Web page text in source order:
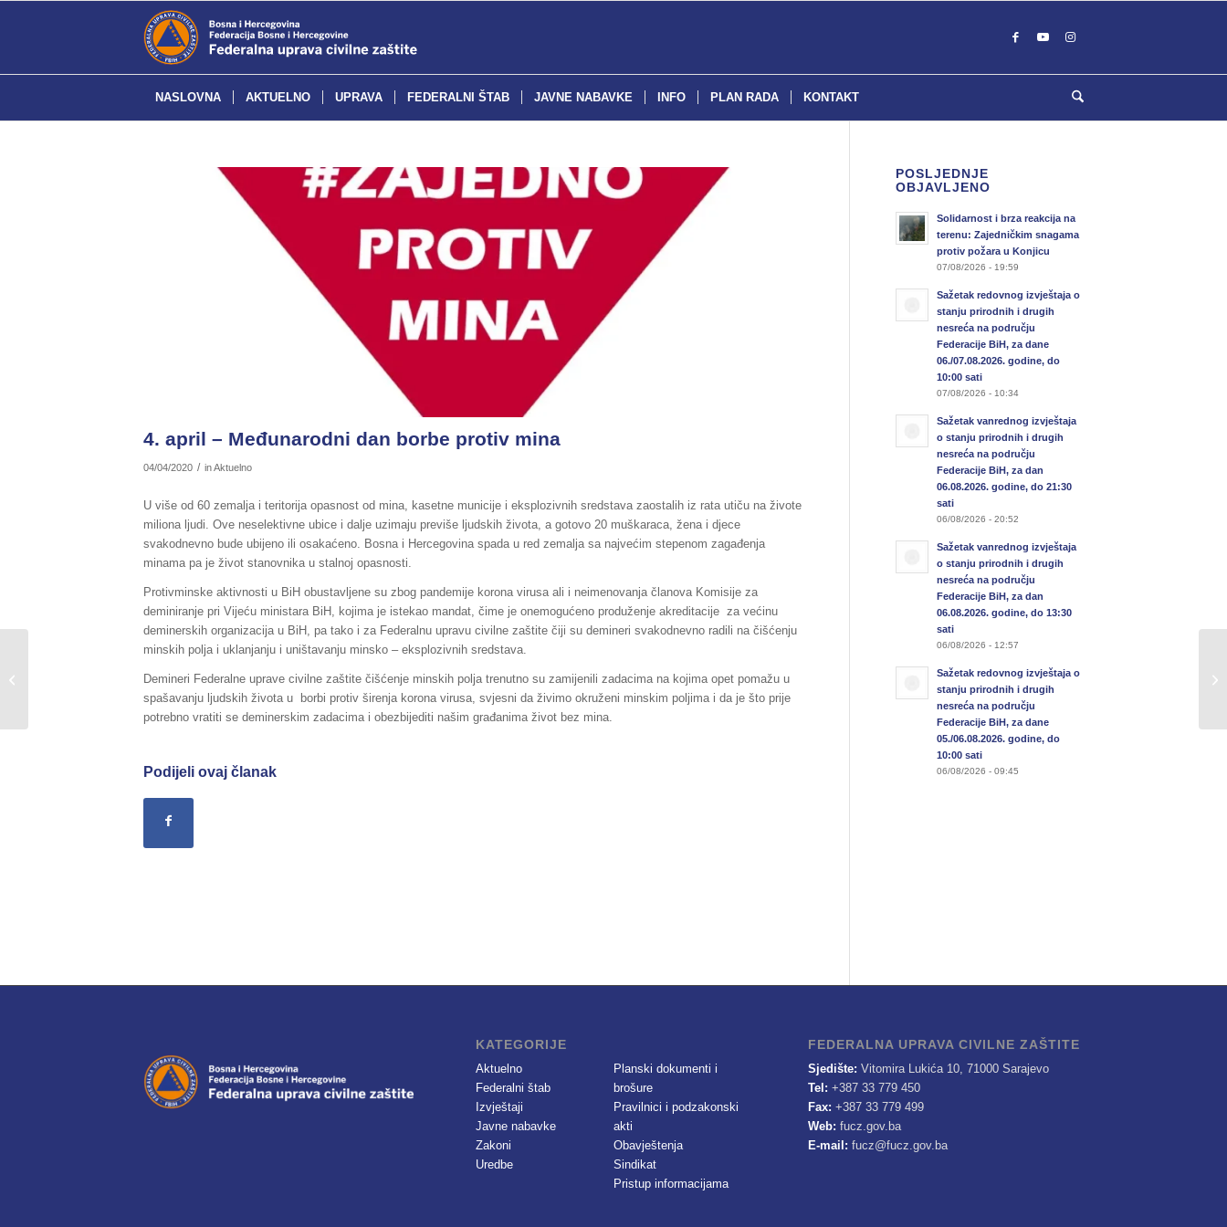
NASLOVNA AKTUELNO UPRAVA FEDERALNI ŠTAB JAVNE NABAVKE INFO PLAN RADA KONTAKT
4. april – Međunarodni dan borbe protiv mina
04/04/2020 / inAktuelno
U više od 60 zemalja i teritorija opasnost od mina, kasetne municije i eksplozivnih sredstava zaostalih iz rata utiču na živote
miliona ljudi. Ove neselektivne ubice i dalje uzimaju previše ljudskih života, a gotovo 20 muškaraca, žena i djece
svakodnevno bude ubijeno ili osakaćeno. Bosna i Hercegovina spada u red zemalja sa najvećim stepenom zagađenja
minama pa je život stanovnika u stalnoj opasnosti.
Protivminske aktivnosti u BiH obustavljene su zbog pandemije korona virusa ali i neimenovanja članova Komisije za
deminiranje pri Vijeću ministara BiH, kojima je istekao mandat, čime je onemogućeno produženje akreditacije za većinu
deminerskih organizacija u BiH, pa tako i za Federalnu upravu civilne zaštite čiji su demineri svakodnevno radili na čišćenju
minskih polja i uklanjanju i uništavanju minsko – eksplozivnih sredstava.
Demineri Federalne uprave civilne zaštite čišćenje minskih polja trenutno su zamijenili zadacima na kojima opet pomažu u
spašavanju ljudskih života u borbi protiv širenja korona virusa, svjesni da živimo okruženi minskim poljima i da je što prije
potrebno vratiti se deminerskim zadacima i obezbijediti našim građanima život bez mina.
Podijeli ovaj članak
POSLJEDNJE
OBJAVLJENO
Solidarnost i brza reakcija na
terenu: Zajedničkim snagama
protiv požara u Konjicu
07/08/2026 - 19:59
Sažetak redovnog izvještaja o
stanju prirodnih i drugih
nesreća na području
Federacije BiH, za dane
06./07.08.2026. godine, do
10:00 sati
07/08/2026 - 10:34
Sažetak vanrednog izvještaja
o stanju prirodnih i drugih
nesreća na području
Federacije BiH, za dan
06.08.2026. godine, do 21:30
sati
06/08/2026 - 20:52
Sažetak vanrednog izvještaja
o stanju prirodnih i drugih
nesreća na području
Federacije BiH, za dan
06.08.2026. godine, do 13:30
sati
06/08/2026 - 12:57
Sažetak redovnog izvještaja o
stanju prirodnih i drugih
nesreća na području
Federacije BiH, za dane
05./06.08.2026. godine, do
10:00 sati
06/08/2026 - 09:45
KATEGORIJE
Aktuelno
Federalni štab
Izvještaji
Javne nabavke
Zakoni
Uredbe
Planski dokumenti i
brošure
Pravilnici i podzakonski
akti
Obavještenja
Sindikat
Pristup informacijama
FEDERALNA UPRAVA CIVILNE ZAŠTITE
Sjedište: Vitomira Lukića 10, 71000 Sarajevo
Tel: +387 33 779 450
Fax: +387 33 779 499
Web: fucz.gov.ba
E-mail: fucz@fucz.gov.ba
Sažetak redovnog izvještaja o stanju
u Federaciji BiH, za dane
u